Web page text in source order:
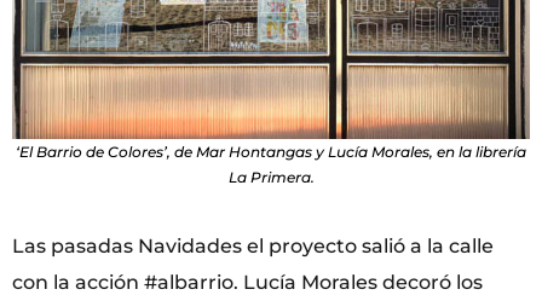
‘El Barrio de Colores’, de Mar Hontangas y Lucía Morales, en la librería
La Primera.
Las pasadas Navidades el proyecto salió a la calle
con la acción #albarrio. Lucía Morales decoró los